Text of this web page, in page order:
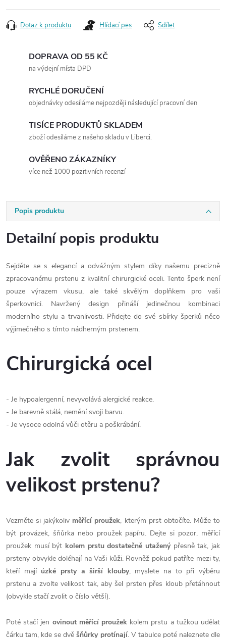
Dotaz k produktu Hlídací pes Sdílet
DOPRAVA OD 55 KČ
na výdejní místa DPD
RYCHLÉ DORUČENÍ
objednávky odesíláme nejpozději následující pracovní den
TISÍCE PRODUKTŮ SKLADEM
zboží odesíláme z našeho skladu v Liberci.
OVĚŘENO ZÁKAZNÍKY
více než 1000 pozitivních recenzí
Popis produktu
Detailní popis produktu
Sejděte se s elegancí a odvážným stylem díky našemu precizně
zpracovanému prstenu z kvalitní chirurgické oceli. Tento šperk není
pouze výrazem vkusu, ale také skvělým doplňkem pro vaši
šperkovnici. Navržený design přináší jedinečnou kombinaci
moderního stylu a trvanlivosti. Přidejte do své sbírky šperků něco
výjimečného s tímto nádherným prstenem.
Chirurgická ocel
- Je hypoalergenní, nevyvolává alergické reakce.
- Je barevně stálá, nemění svoji barvu.
- Je vysoce odolná vůči otěru a poškrábání.
Jak zvolit správnou
velikost prstenu?
Vezměte si jakýkoliv měřící proužek, kterým prst obtočíte. Může to
být provázek, šňůrka nebo proužek papíru. Dejte si pozor, měřící
proužek musí být kolem prstu dostatečně utaženýpřesně tak, jak
prsteny obvykle doléhají na Vaši kůži. Rovněž pokud patříte mezi ty,
kteří mají úzké prsty a širší klouby, myslete na to při výběru
prstenu a zvolte velikost tak, aby šel prsten přes kloub přetáhnout
(obvykle stačí zvolit o číslo větší).
Poté stačí jen ovinout měřící proužek kolem prstu a tužkou udělat
čárku tam, kde se dvěšňůrky protínají. V tabulce poté naleznete dle